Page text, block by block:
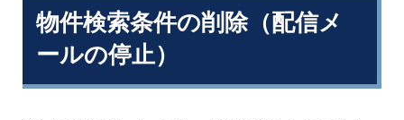
物件検索条件の削除（配信メ
ールの停止）